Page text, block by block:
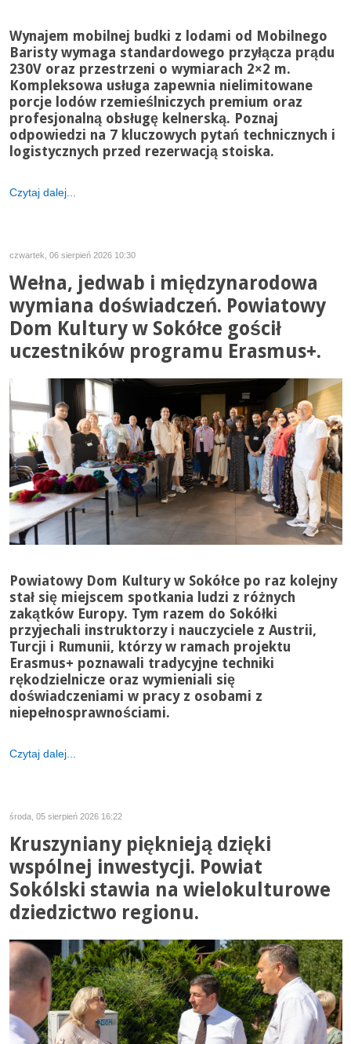
Wynajem mobilnej budki z lodami od Mobilnego
Baristy wymaga standardowego przyłącza prądu
230V oraz przestrzeni o wymiarach 2×2 m.
Kompleksowa usługa zapewnia nielimitowane
porcje lodów rzemieślniczych premium oraz
profesjonalną obsługę kelnerską. Poznaj
odpowiedzi na 7 kluczowych pytań technicznych i
logistycznych przed rezerwacją stoiska.
Czytaj dalej...
czwartek, 06 sierpień 2026 10:30
Wełna, jedwab i międzynarodowa
wymiana doświadczeń. Powiatowy
Dom Kultury w Sokółce gościł
uczestników programu Erasmus+.
Powiatowy Dom Kultury w Sokółce po raz kolejny
stał się miejscem spotkania ludzi z różnych
zakątków Europy. Tym razem do Sokółki
przyjechali instruktorzy i nauczyciele z Austrii,
Turcji i Rumunii, którzy w ramach projektu
Erasmus+ poznawali tradycyjne techniki
rękodzielnicze oraz wymieniali się
doświadczeniami w pracy z osobami z
niepełnosprawnościami.
Czytaj dalej...
środa, 05 sierpień 2026 16:22
Kruszyniany pięknieją dzięki
wspólnej inwestycji. Powiat
Sokólski stawia na wielokulturowe
dziedzictwo regionu.